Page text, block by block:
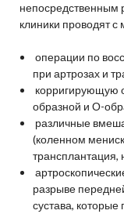
непосредственным
клиники проводят с
операции по
при артрозах и
корригирующую
образной и О-
различные
(коленном
разрыве
сустава, которые